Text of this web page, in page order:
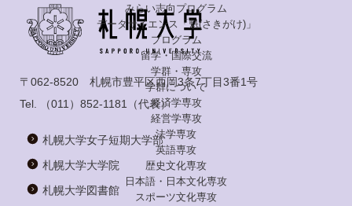
みらい志向プログラム
データサイエンス「魁(さきがけ)」
プログラム
留学・国際交流
学群・専攻
学群について
経済学専攻
経営学専攻
法学専攻
英語専攻
歴史文化専攻
日本語・日本文化専攻
スポーツ文化専攻
〒062-8520 札幌市豊平区西岡3条7丁目3番1号
Tel.
（011）852-1181 （代表）
札幌大学女子短期大学部
札幌大学大学院
札幌大学図書館